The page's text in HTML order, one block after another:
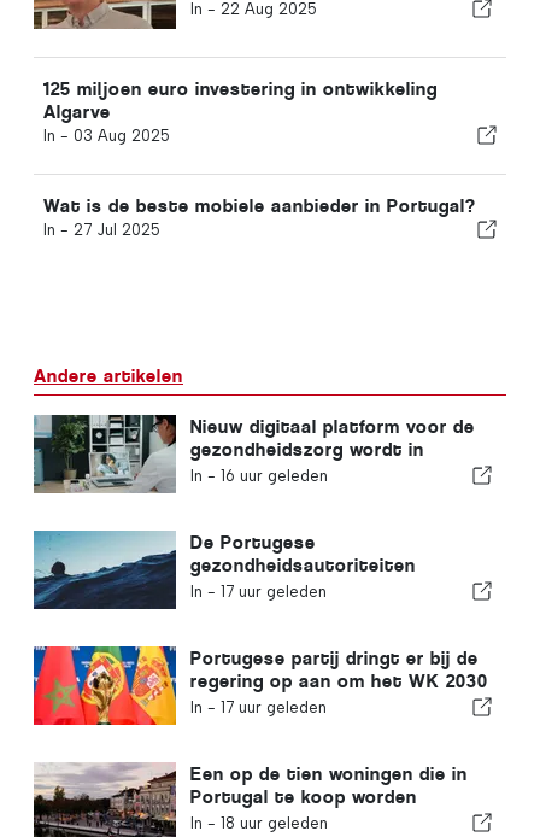
In - 22 Aug 2025
125 miljoen euro investering in ontwikkeling
Algarve
In - 03 Aug 2025
Wat is de beste mobiele aanbieder in Portugal?
In - 27 Jul 2025
Andere artikelen
Nieuw digitaal platform voor de
gezondheidszorg wordt in
Portugal gelanceerd
In - 16 uur geleden
De Portugese
gezondheidsautoriteiten
waarschuwen voor de gevaren
In - 17 uur geleden
Portugese partij dringt er bij de
regering op aan om het WK 2030
in Marokko te heroverwegen
In - 17 uur geleden
Een op de tien woningen die in
Portugal te koop worden
aangeboden, wordt binnen een
In - 18 uur geleden